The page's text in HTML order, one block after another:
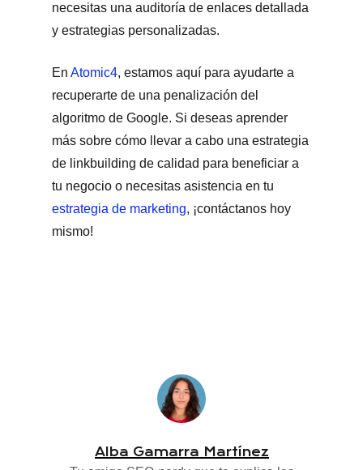
necesitas una auditoría de enlaces detallada
y estrategias personalizadas.
En Atomic4, estamos aquí para ayudarte a
recuperarte de una penalización del
algoritmo de Google. Si deseas aprender
más sobre cómo llevar a cabo una estrategia
de linkbuilding de calidad para beneficiar a
tu negocio o necesitas asistencia en tu
estrategia de marketing, ¡contáctanos hoy
mismo!
Alba Gamarra Martínez